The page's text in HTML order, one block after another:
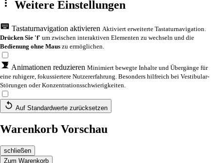
Weitere Einstellungen
Tastaturnavigation aktivieren Aktiviert erweiterte Tastaturnavigation.
Drücken Sie 'f' um zwischen interaktiven Elementen zu wechseln und die
Bedienung ohne Maus zu ermöglichen.
Animationen reduzieren Minimiert bewegte Inhalte und Übergänge für
eine ruhigere, fokussiertere Nutzererfahrung. Besonders hilfreich bei Vestibular-
Störungen oder Konzentrationsschwierigkeiten.
Auf Standardwerte zurücksetzen
Warenkorb Vorschau
schließen
Zum Warenkorb